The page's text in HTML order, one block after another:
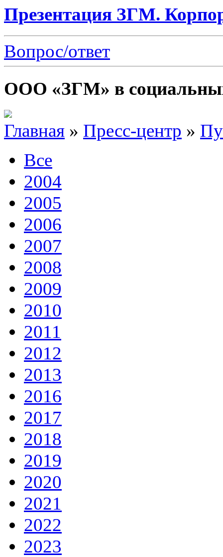
Презентация ЗГМ.
Вопрос/ответ
ООО «ЗГМ» в
Главная » Пресс-центр »
Все
2004
2005
2006
2007
2008
2009
2010
2011
2012
2013
2016
2017
2018
2019
2020
2021
2022
2023